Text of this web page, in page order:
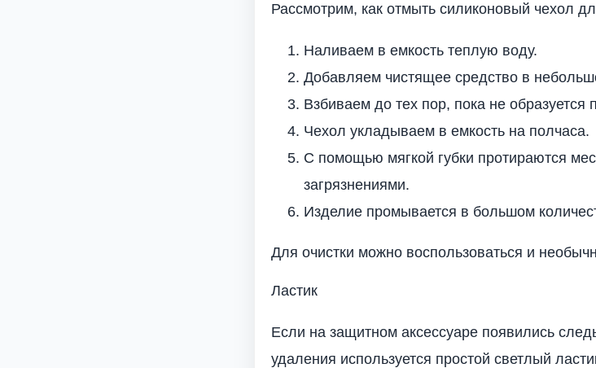
Рассмотрим, как отмыть силиконовый чехол
Наливаем в емкость теплую воду.
Добавляем чистящее средство в
Взбиваем до тех пор, пока не образуется
Чехол укладываем в емкость на полчаса.
С помощью мягкой губки протираются
загрязнениями.
Изделие промывается в большом
Для очистки можно воспользоваться и
Ластик
Если на защитном аксессуаре появились
удаления используется простой светлый